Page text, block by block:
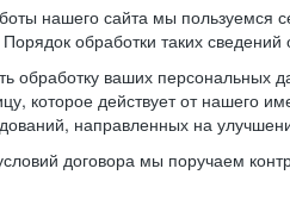
нашего сайта мы пользуемся
обработки таких сведений
обработку ваших персональных
которое действует от нашего
направленных на
договора мы поручаем